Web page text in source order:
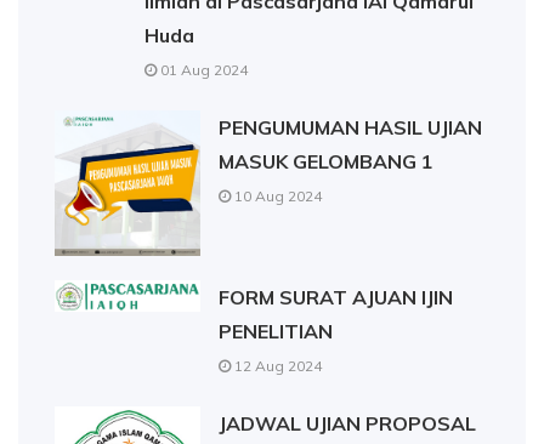
Huda
01 Aug 2024
PENGUMUMAN HASIL UJIAN
MASUK GELOMBANG 1
10 Aug 2024
FORM SURAT AJUAN IJIN
PENELITIAN
12 Aug 2024
JADWAL UJIAN PROPOSAL